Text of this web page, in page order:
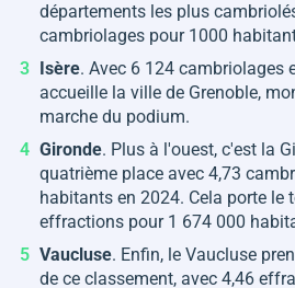
départements les plus
cambriolages pour 1000
Isère. Avec 6 124 cambriolages
accueille la ville de Grenoble,
marche du podium.
Gironde. Plus à l'ouest, c'est la
quatrième place avec 4,73
habitants en 2024. Cela porte le
effractions pour 1 674 000
Vaucluse. Enfin, le Vaucluse
de ce classement, avec 4,46